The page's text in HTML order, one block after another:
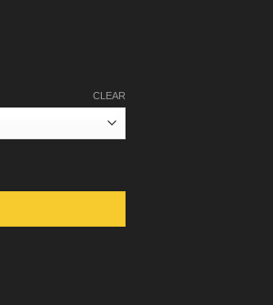
CLEAR